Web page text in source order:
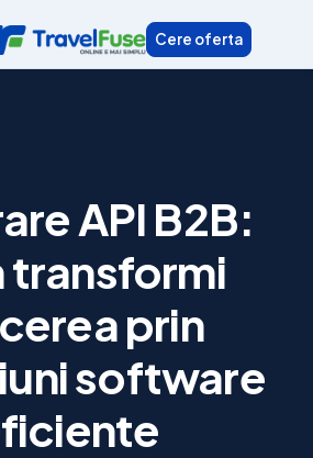
Cere oferta
API B2B:
transformi
prin
software